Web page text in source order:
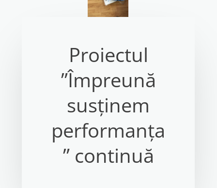
Proiectul
”Împreună
susținem
performanța
” continuă